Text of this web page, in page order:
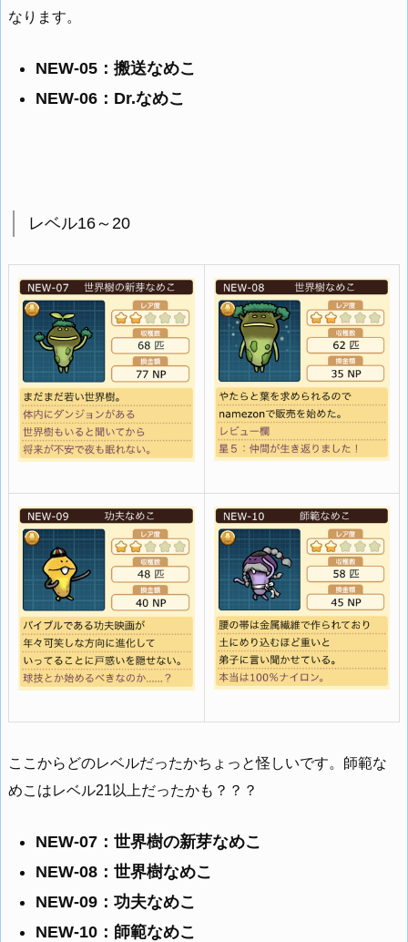
なります。
NEW-05：搬送なめこ
NEW-06：Dr.なめこ
レベル16～20
ここからどのレベルだったかちょっと怪しいです。師範な
めこはレベル21以上だったかも？？？
NEW-07：世界樹の新芽なめこ
NEW-08：世界樹なめこ
NEW-09：功夫なめこ
NEW-10：師範なめこ